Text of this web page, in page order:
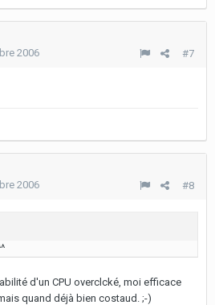
#7
2006
#8
2006
d'un CPU overclcké, moi efficace
quand déjà bien costaud. ;-)